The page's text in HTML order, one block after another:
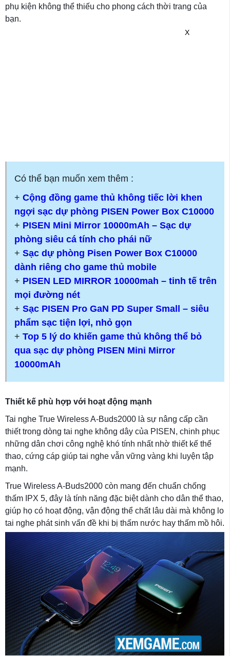
phụ kiện không thể thiếu cho phong cách thời trang của
bạn.
X
Có thể bạn muốn xem thêm :
+ Cộng đồng game thủ không tiếc lời khen
ngợi sạc dự phòng PISEN Power Box C10000
+ PISEN Mini Mirror 10000mAh – Sạc dự
phòng siêu cá tính cho phái nữ
+ Sạc dự phòng Pisen Power Box C10000
dành riêng cho game thủ mobile
+ PISEN LED MIRROR 10000mah – tinh tế trên
mọi đường nét
+ Sạc PISEN Pro GaN PD Super Small – siêu
phẩm sạc tiện lợi, nhỏ gọn
+ Top 5 lý do khiến game thủ không thể bỏ
qua sạc dự phòng PISEN Mini Mirror
10000mAh
Thiết kế phù hợp với hoạt động mạnh
Tai nghe True Wireless A-Buds2000 là sự nâng cấp cần
thiết trong dòng tai nghe không dây của PISEN, chinh phục
những dân chơi công nghệ khó tính nhất nhờ thiết kế thể
thao, cứng cáp giúp tai nghe vẫn vững vàng khi luyện tập
mạnh.
True Wireless A-Buds2000 còn mang đến chuẩn chống
thấm IPX 5, đây là tính năng đặc biệt dành cho dân thể thao,
giúp họ có hoạt động, vận động thể chất lâu dài mà không lo
tai nghe phát sinh vấn đề khi bị thấm nước hay thấm mồ hôi.